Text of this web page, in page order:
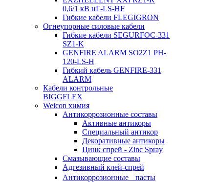
0,6/1 кВ нГ-LS-HF
Гибкие кабели FLEGIGRON
Огнеупорные силовые кабели
Гибкие кабели SEGURFOC-331
SZ1-K
GENFIRE ALARM SO2Z1 PH-
120-LS-H
Гибкий кабель GENFIRE-331
ALARM
Кабели контрольные
BIGGFLEX
Weicon химия
Антикоррозионные составы
Активные антикоры
Специальный антикор
Декоративные антикоры
Цинк спрей - Zinc Spray
Смазывающие составы
Адгезивный клей-спрей
Антикоррозионные пасты